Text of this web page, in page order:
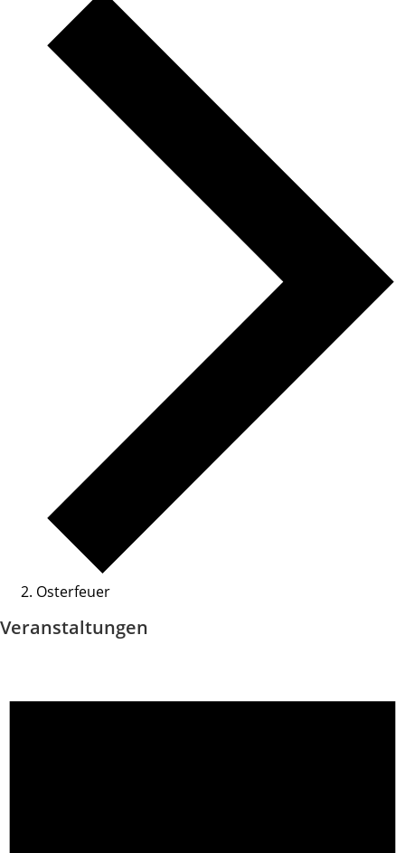
Osterfeuer
Veranstaltungen